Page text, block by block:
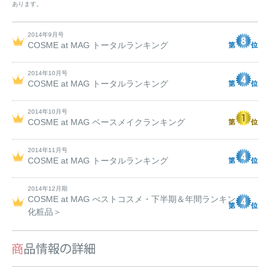
あります。
2014年9月号
COSME at MAG トータルランキング
2014年10月号
COSME at MAG トータルランキング
2014年10月号
COSME at MAG ベースメイクランキング
2014年11月号
COSME at MAG トータルランキング
2014年12月期
COSME at MAG べストコスメ・下半期＆年間ランキング＜
化粧品＞